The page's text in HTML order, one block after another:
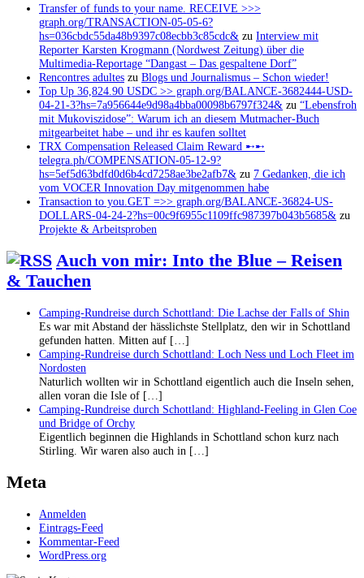
Transfer of funds to your name. RECEIVE >>>
graph.org/TRANSACTION-05-05-6?
hs=036cbdc55da48b9397c08ecbb3c85cdc& zu Interview mit
Reporter Karsten Krogmann (Nordwest Zeitung) über die
Multimedia-Reportage “Dangast – Das gespaltene Dorf”
Rencontres adultes zu Blogs und Journalismus – Schon wieder!
Top Up 36,824.90 USDC >> graph.org/BALANCE-3682444-USD-
04-21-3?hs=7a956644e9d98a4bba00098b6797f324& zu “Lebensfroh
mit Mukoviszidose”: Warum ich an diesem Mutmacher-Buch
mitgearbeitet habe – und ihr es kaufen solltet
TRX Compensation Released Claim Reward ➸➸
telegra.ph/COMPENSATION-05-12-9?
hs=5ef5d63bdfd0d6b4cd7258ae3be2afb7& zu 7 Gedanken, die ich
vom VOCER Innovation Day mitgenommen habe
Transaction to you.GET =>> graph.org/BALANCE-36824-US-
DOLLARS-04-24-2?hs=00c9f6955c1109ffc987397b043b5685& zu
Projekte & Arbeitsproben
Auch von mir: Into the Blue – Reisen
& Tauchen
Camping-Rundreise durch Schottland: Die Lachse der Falls of Shin
Es war mit Abstand der hässlichste Stellplatz, den wir in Schottland
gefunden hatten. Mitten auf […]
Camping-Rundreise durch Schottland: Loch Ness und Loch Fleet im
Nordosten
Naturlich wollten wir in Schottland eigentlich auch die Inseln sehen,
allen voran die Isle of […]
Camping-Rundreise durch Schottland: Highland-Feeling in Glen Coe
und Bridge of Orchy
Eigentlich beginnen die Highlands in Schottland schon kurz nach
Stirling. Wir waren also auch in […]
Meta
Anmelden
Eintrags-Feed
Kommentar-Feed
WordPress.org